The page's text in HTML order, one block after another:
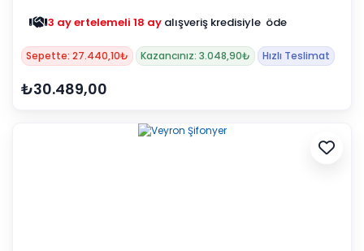
3 ay ertelemeli 18 ay alışveriş kredisiyle öde
Sepette: 27.440,10₺ Kazancınız: 3.048,90₺ Hızlı Teslimat
₺30.489,00